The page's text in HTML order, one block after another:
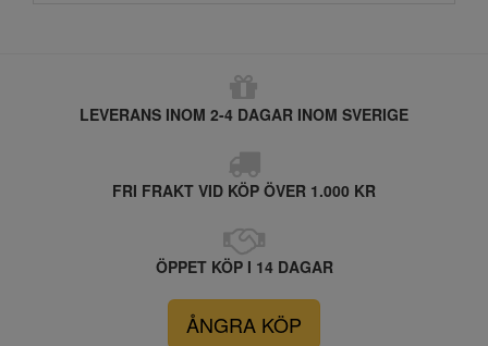
LEVERANS INOM 2-4 DAGAR INOM SVERIGE
FRI FRAKT VID KÖP ÖVER 1.000 KR
ÖPPET KÖP I 14 DAGAR
ÅNGRA KÖP